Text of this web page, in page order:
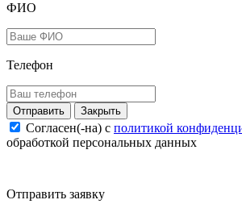
ФИО
Телефон
Закрыть
Согласен(-на) c политикой
обработкой персональных данных
Отправить заявку